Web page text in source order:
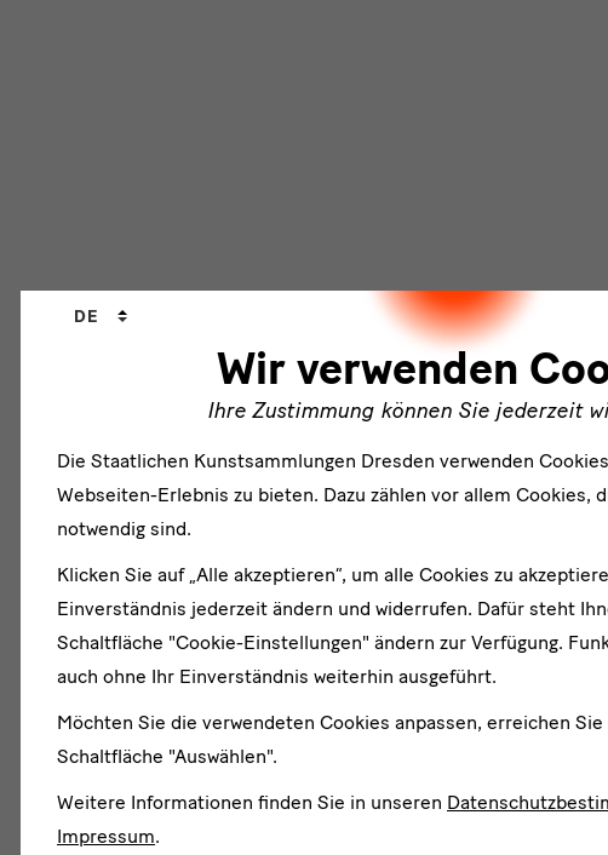
Wir verwenden
Ihre Zustimmung können Sie jederzeit
Sprachwechsler
DE
Die Staatlichen Kunstsammlungen Dresden verwenden
Webseiten-Erlebnis zu bieten. Dazu zählen vor allem Cookies,
notwendig sind.
Klicken Sie auf „Alle akzeptieren“, um alle Cookies zu
Einverständnis jederzeit ändern und widerrufen. Dafür steht
Schaltfläche "Cookie-Einstellungen" ändern zur Verfügung.
auch ohne Ihr Einverständnis weiterhin ausgeführt.
Möchten Sie die verwendeten Cookies anpassen, erreichen
Schaltfläche "Auswählen".
Weitere Informationen finden Sie in unseren
Impressum.